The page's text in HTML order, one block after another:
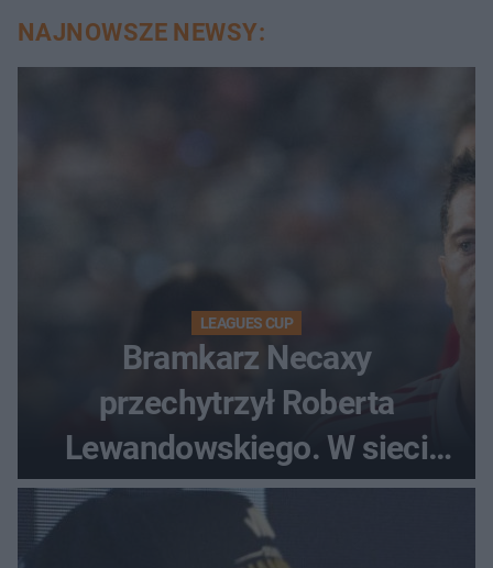
NAJNOWSZE NEWSY:
LEAGUES CUP
Bramkarz Necaxy
przechytrzył Roberta
Lewandowskiego. W sieci
krąży wideo z tego pojedynku